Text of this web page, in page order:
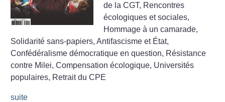
de la CGT, Rencontres
écologiques et sociales,
Hommage à un camarade,
Solidarité sans-papiers, Antifascisme et État,
Confédéralisme démocratique en question, Résistance
contre Milei, Compensation écologique, Universités
populaires, Retrait du CPE
suite